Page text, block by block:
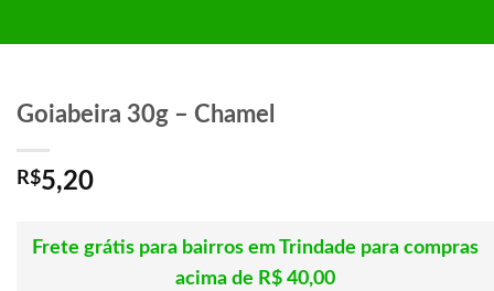
Goiabeira 30g – Chamel
R$5,20
Frete grátis para bairros em Trindade para compras
acima de R$ 40,00